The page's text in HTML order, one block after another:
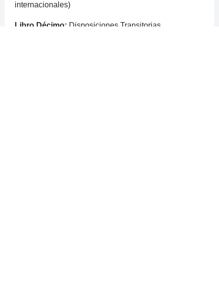
internacionales)
Libro Décimo: Disposiciones Transitorias